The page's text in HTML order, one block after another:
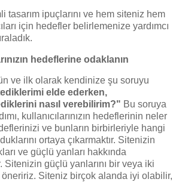
tasarım ipuçlarını ve hem siteniz hem
için hedefler belirlemenize yardımcı
hedeflerine odaklanın
ve ilk olarak kendinize şu soruyu
elde ederken,
nasıl verebilirim?" Bu soruya
kullanıcılarınızın hedeflerinin neler
ve bunların birbirleriyle hangi
ortaya çıkarmaktır. Sitenizin
ve güçlü yanları hakkında
güçlü yanlarını bir veya iki
öneririz. Siteniz birçok alanda iyi olabilir,